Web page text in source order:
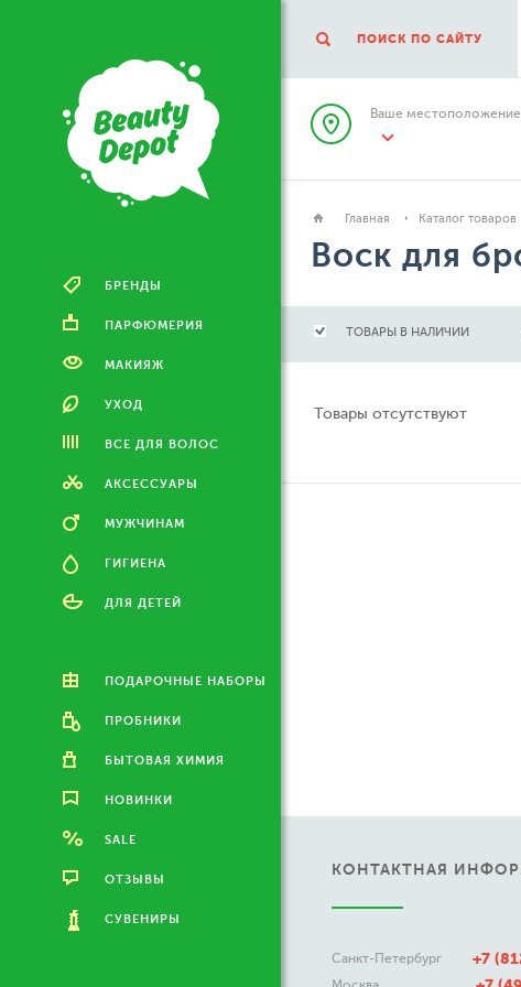
БРЕНДЫ
ПАРФЮМЕРИЯ
МАКИЯЖ
УХОД
ВСЕ ДЛЯ ВОЛОС
АКСЕССУАРЫ
МУЖЧИНАМ
ГИГИЕНА
ДЛЯ ДЕТЕЙ
ПОДАРОЧНЫЕ НАБОРЫ
ПРОБНИКИ
БЫТОВАЯ ХИМИЯ
НОВИНКИ
SALE
ОТЗЫВЫ
СУВЕНИРЫ
ПОИСК ПО САЙТУ
Ваше
Главная Каталог товаров
Воск для
ТОВАРЫ В НАЛИЧИИ
Товары отсутствуют
КОНТАКТНАЯ
Санкт-Петербург +7